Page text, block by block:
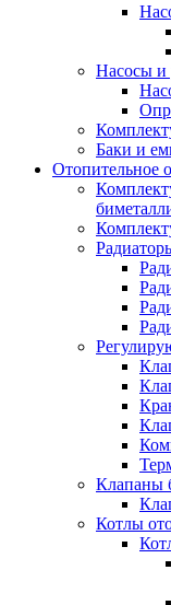
Насосы и
Баки и
Отопительное
Клапаны
Котлы